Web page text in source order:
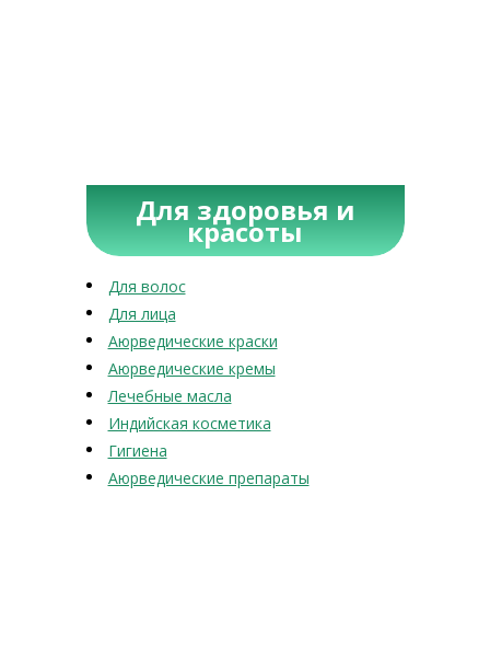
Для здоровья и
красоты
Для волос
Для лица
Аюрведические краски
Аюрведические кремы
Лечебные масла
Индийская косметика
Гигиена
Аюрведические препараты